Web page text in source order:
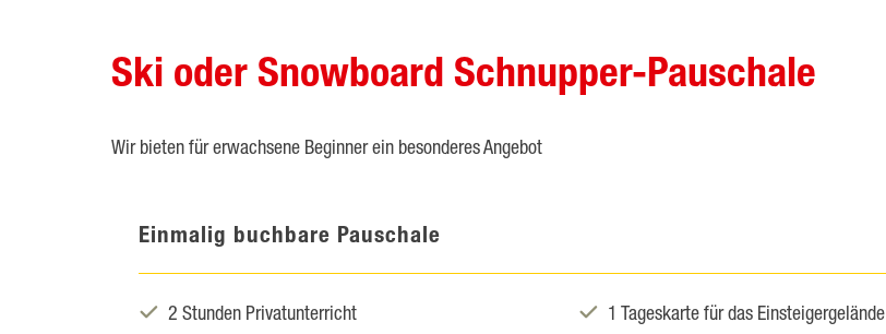
Ski oder Snowboard Schnupper-Pauschale
Wir bieten für erwachsene Beginner ein besonderes Angebot
Einmalig buchbare Pauschale
 2 Stunden Privatunterricht  1 Tageskarte für das Einsteigergelände